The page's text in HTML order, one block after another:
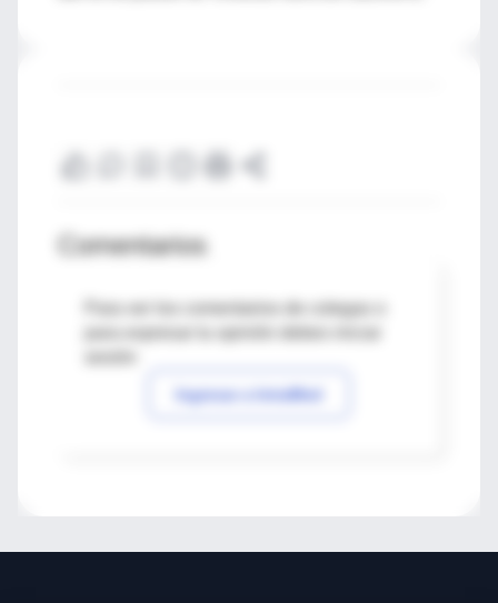
Comentarios
Para ver los comentarios de colegas o
Ingresar a IntraMed